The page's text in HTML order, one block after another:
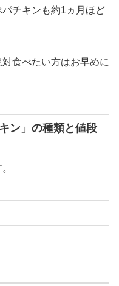
チキンも約1ヵ月ほど
食べたい方はお早めに
ン」の種類と値段